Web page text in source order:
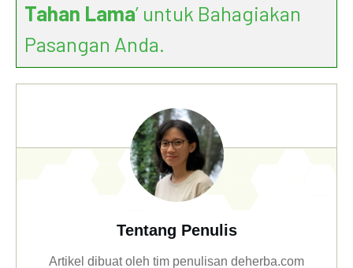
Our Story
Tahan Lama’ untuk Bahagiakan
Pasangan Anda.
Tentang Penulis
Artikel dibuat oleh tim penulisan deherba.com